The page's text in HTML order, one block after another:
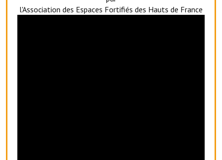
VILLE ACTIVE
l'Association des Espaces Fortifiés des Hauts de France